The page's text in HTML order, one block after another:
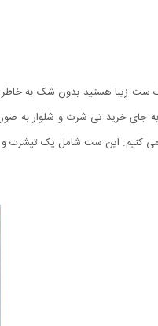
ست زیبا هستید بدون شک به
جای خرید تی شرت و شلوار به